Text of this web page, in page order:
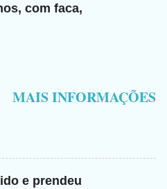
com faca,
MAIS INFORMAÇÕES
e prendeu